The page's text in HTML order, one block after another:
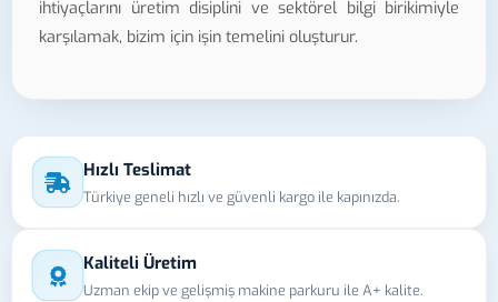
ihtiyaçlarını üretim disiplini ve sektörel bilgi birikimiyle
karşılamak, bizim için işin temelini oluşturur.
Hızlı Teslimat
Türkiye geneli hızlı ve güvenli kargo ile kapınızda.
Kaliteli Üretim
Uzman ekip ve gelişmiş makine parkuru ile A+ kalite.